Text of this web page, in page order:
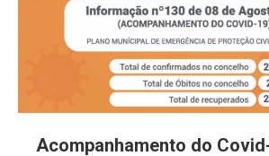
Acompanhamento do